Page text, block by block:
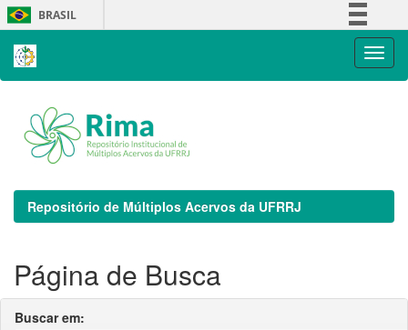
Skip
navigation
BRASIL
Repositório de Múltiplos Acervos da UFRRJ
Página de Busca
Buscar em: